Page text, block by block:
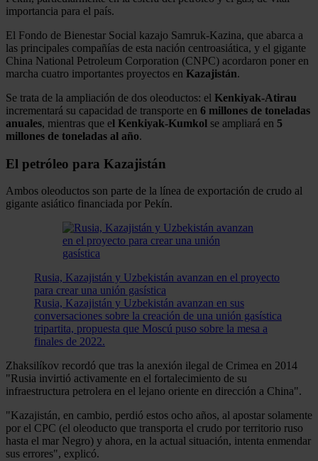
importancia para el país.
El Fondo de Bienestar Social kazajo Samruk-Kazina, que abarca a
las principales compañías de esta nación centroasiática, y el gigante
China National Petroleum Corporation (CNPC) acordaron poner en
marcha cuatro importantes proyectos en Kazajistán.
Se trata de la ampliación de dos oleoductos: el Kenkiyak-Atirau
incrementará su capacidad de transporte en 6 millones de toneladas
anuales, mientras que el Kenkiyak-Kumkol se ampliará en 5
millones de toneladas al año.
El petróleo para Kazajistán
Ambos oleoductos son parte de la línea de exportación de crudo al
gigante asiático financiada por Pekín.
Rusia, Kazajistán y Uzbekistán avanzan en el proyecto
para crear una unión gasística
Rusia, Kazajistán y Uzbekistán avanzan en sus
conversaciones sobre la creación de una unión gasística
tripartita, propuesta que Moscú puso sobre la mesa a
finales de 2022.
Zhaksilíkov recordó que tras la anexión ilegal de Crimea en 2014
"Rusia invirtió activamente en el fortalecimiento de su
infraestructura petrolera en el lejano oriente en dirección a China".
"Kazajistán, en cambio, perdió estos ocho años, al apostar solamente
por el CPC (el oleoducto que transporta el crudo por territorio ruso
hasta el mar Negro) y ahora, en la actual situación, intenta enmendar
sus errores", explicó.